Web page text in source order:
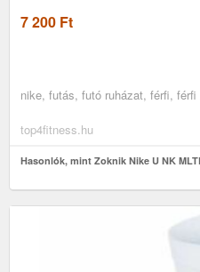
7 200 Ft
nike, futás, futó ruházat, férfi, férfi
top4fitness.hu
Hasonlók, mint Zoknik Nike U NK